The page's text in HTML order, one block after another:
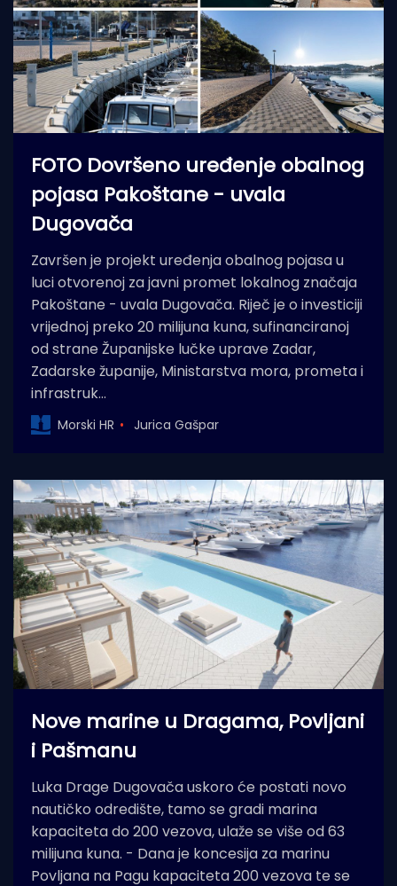
FOTO Dovršeno uređenje obalnog
pojasa Pakoštane - uvala
Dugovača
Završen je projekt uređenja obalnog pojasa u
luci otvorenoj za javni promet lokalnog značaja
Pakoštane - uvala Dugovača. Riječ je o investiciji
vrijednoj preko 20 milijuna kuna, sufinanciranoj
od strane Županijske lučke uprave Zadar,
Zadarske županije, Ministarstva mora, prometa i
infrastruk…
Morski HR Jurica Gašpar
Nove marine u Dragama, Povljani
i Pašmanu
Luka Drage Dugovača uskoro će postati novo
nautičko odredište, tamo se gradi marina
kapaciteta do 200 vezova, ulaže se više od 63
milijuna kuna. - Dana je koncesija za marinu
Povljana na Pagu kapaciteta 200 vezova te se